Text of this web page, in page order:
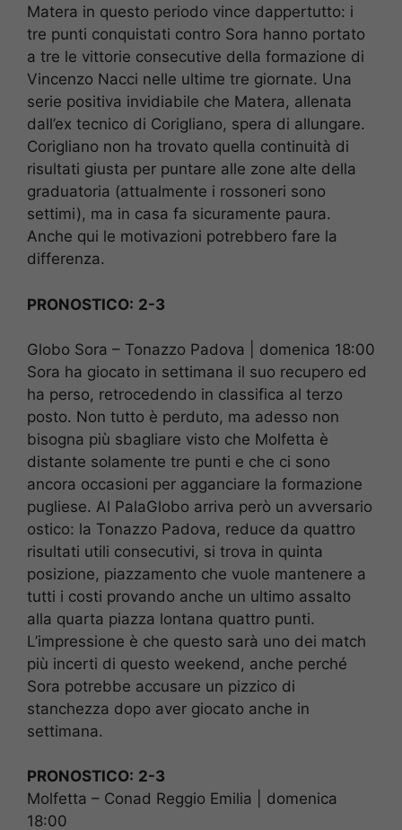
Matera in questo periodo vince dappertutto: i
tre punti conquistati contro Sora hanno portato
a tre le vittorie consecutive della formazione di
Vincenzo Nacci nelle ultime tre giornate. Una
serie positiva invidiabile che Matera, allenata
dall’ex tecnico di Corigliano, spera di allungare.
Corigliano non ha trovato quella continuità di
risultati giusta per puntare alle zone alte della
graduatoria (attualmente i rossoneri sono
settimi), ma in casa fa sicuramente paura.
Anche qui le motivazioni potrebbero fare la
differenza.
PRONOSTICO: 2-3
Globo Sora – Tonazzo Padova | domenica 18:00
Sora ha giocato in settimana il suo recupero ed
ha perso, retrocedendo in classifica al terzo
posto. Non tutto è perduto, ma adesso non
bisogna più sbagliare visto che Molfetta è
distante solamente tre punti e che ci sono
ancora occasioni per agganciare la formazione
pugliese. Al PalaGlobo arriva però un avversario
ostico: la Tonazzo Padova, reduce da quattro
risultati utili consecutivi, si trova in quinta
posizione, piazzamento che vuole mantenere a
tutti i costi provando anche un ultimo assalto
alla quarta piazza lontana quattro punti.
L’impressione è che questo sarà uno dei match
più incerti di questo weekend, anche perché
Sora potrebbe accusare un pizzico di
stanchezza dopo aver giocato anche in
settimana.
PRONOSTICO: 2-3
Molfetta – Conad Reggio Emilia | domenica
18:00